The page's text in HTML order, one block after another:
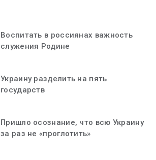
Воспитать в россиянах важность
служения Родине
Украину разделить на пять
государств
Пришло осознание, что всю Украину
за раз не «проглотить»